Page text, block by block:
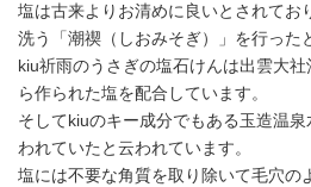
塩は古来よりお清めに良いとされてお
洗う「潮禊（しおみそぎ）」を行った
kiu祈雨のうさぎの塩石けんは出雲大
ら作られた塩を配合しています。
そしてkiuのキー成分でもある玉造温
われていたと云われています。
塩には不要な角質を取り除いて毛穴の